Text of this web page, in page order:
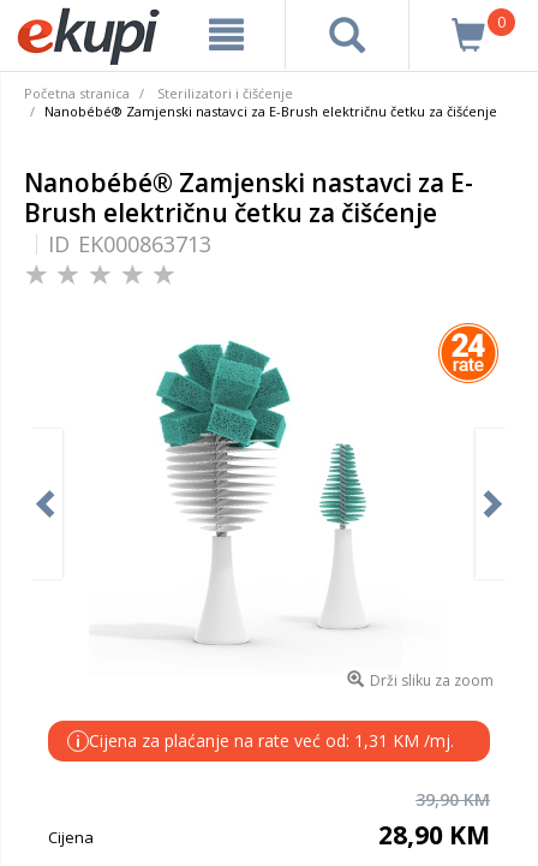
0
Početna stranica
Sterilizatori i čišćenje
Nanobébé® Zamjenski nastavci za E-Brush električnu četku za čišćenje
Nanobébé® Zamjenski nastavci za E-
Brush električnu četku za čišćenje
ID EK000863713
Drži sliku za zoom
i Cijena za plaćanje na rate već od: 1,31 KM /mj.
39,90 KM
Cijena 28,90 KM